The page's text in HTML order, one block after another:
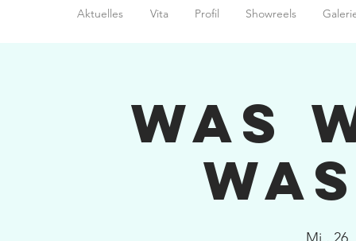
Aktuelles Vita Profil Showreels
Was